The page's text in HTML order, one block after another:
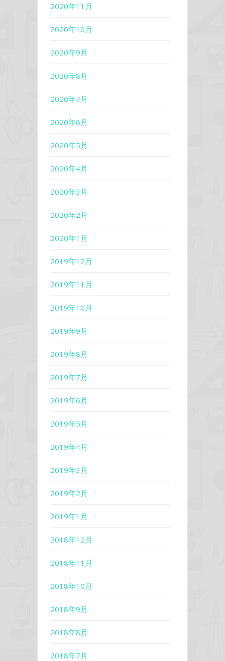
2020年11月
2020年10月
2020年9月
2020年8月
2020年7月
2020年6月
2020年5月
2020年4月
2020年3月
2020年2月
2020年1月
2019年12月
2019年11月
2019年10月
2019年9月
2019年8月
2019年7月
2019年6月
2019年5月
2019年4月
2019年3月
2019年2月
2019年1月
2018年12月
2018年11月
2018年10月
2018年9月
2018年8月
2018年7月